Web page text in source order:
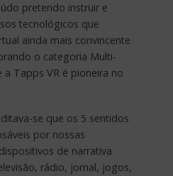
pretendo instruir e
tecnológicos que
ainda mais convincente
o categoria Multi-
a Tapps VR é pioneira no
se que os 5 sentidos
por nossas
de narrativa
rádio, jornal, jogos,